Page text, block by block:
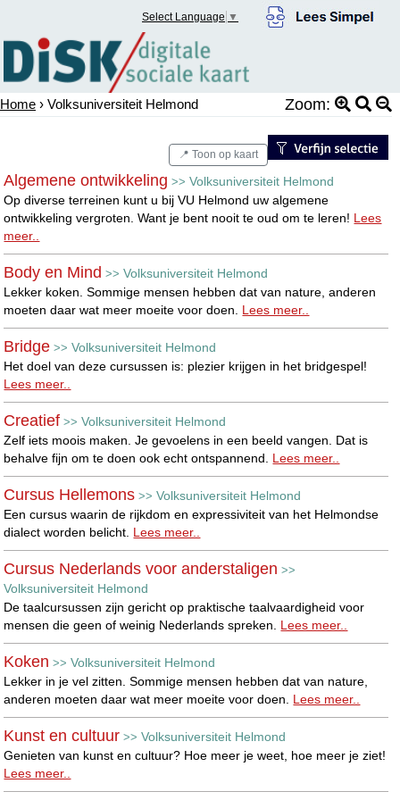
Select Language ▼
Home › Volksuniversiteit Helmond Zoom:
📍 Toon op kaart
Algemene ontwikkeling >>Volksuniversiteit Helmond
Op diverse terreinen kunt u bij VU Helmond uw algemene
ontwikkeling vergroten. Want je bent nooit te oud om te leren! Lees
meer..
Body en Mind >>Volksuniversiteit Helmond
Lekker koken. Sommige mensen hebben dat van nature, anderen
moeten daar wat meer moeite voor doen. Lees meer..
Bridge >>Volksuniversiteit Helmond
Het doel van deze cursussen is: plezier krijgen in het bridgespel!
Lees meer..
Creatief >>Volksuniversiteit Helmond
Zelf iets moois maken. Je gevoelens in een beeld vangen. Dat is
behalve fijn om te doen ook echt ontspannend. Lees meer..
Cursus Hellemons >>Volksuniversiteit Helmond
Een cursus waarin de rijkdom en expressiviteit van het Helmondse
dialect worden belicht. Lees meer..
Cursus Nederlands voor anderstaligen >>
Volksuniversiteit Helmond
De taalcursussen zijn gericht op praktische taalvaardigheid voor
mensen die geen of weinig Nederlands spreken. Lees meer..
Koken >>Volksuniversiteit Helmond
Lekker in je vel zitten. Sommige mensen hebben dat van nature,
anderen moeten daar wat meer moeite voor doen. Lees meer..
Kunst en cultuur >>Volksuniversiteit Helmond
Genieten van kunst en cultuur? Hoe meer je weet, hoe meer je ziet!
Lees meer..